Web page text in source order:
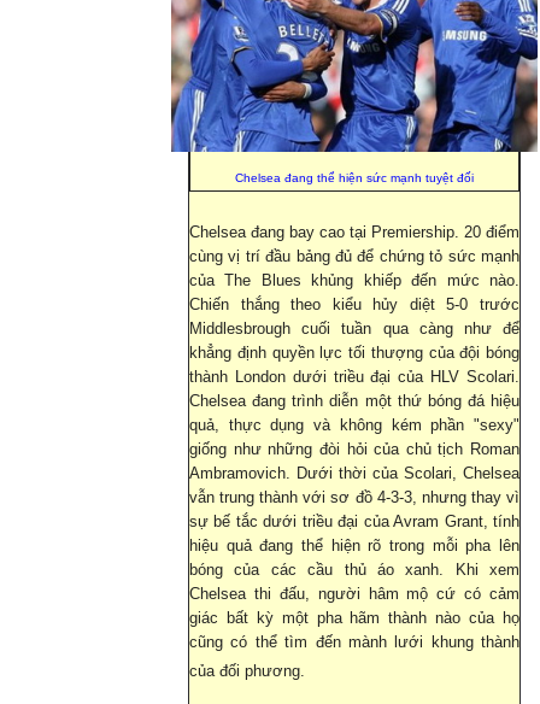
Chelsea đang thể hiện sức mạnh tuyệt đối
Chelsea đang bay cao tại Premiership. 20 điểm
cùng vị trí đầu bảng đủ để chứng tỏ sức mạnh
của The Blues khủng khiếp đến mức nào.
Chiến thắng theo kiểu hủy diệt 5-0 trước
Middlesbrough cuối tuần qua càng như để
khẳng định quyền lực tối thượng của đội bóng
thành London dưới triều đại của HLV Scolari.
Chelsea đang trình diễn một thứ bóng đá hiệu
quả, thực dụng và không kém phần "sexy"
giống như những đòi hỏi của chủ tịch Roman
Ambramovich. Dưới thời của Scolari, Chelsea
vẫn trung thành với sơ đồ 4-3-3, nhưng thay vì
sự bế tắc dưới triều đại của Avram Grant, tính
hiệu quả đang thể hiện rõ trong mỗi pha lên
bóng của các cầu thủ áo xanh. Khi xem
Chelsea thi đấu, người hâm mộ cứ có cảm
giác bất kỳ một pha hãm thành nào của họ
cũng có thể tìm đến mành lưới khung thành
của đối phương.